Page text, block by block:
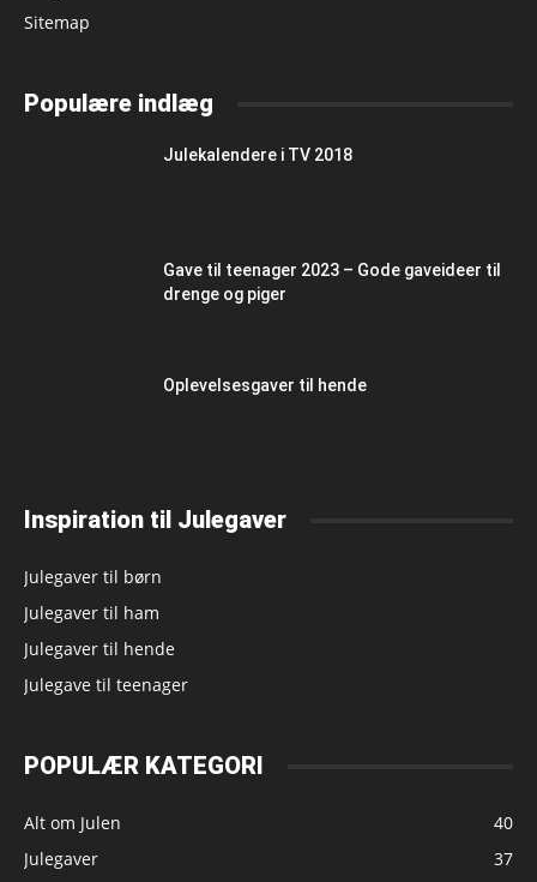
Sitemap
Populære indlæg
Julekalendere i TV 2018
Gave til teenager 2023 – Gode gaveideer til
drenge og piger
Oplevelsesgaver til hende
Inspiration til Julegaver
Julegaver til børn
Julegaver til ham
Julegaver til hende
Julegave til teenager
POPULÆR KATEGORI
Alt om Julen
40
Julegaver
37